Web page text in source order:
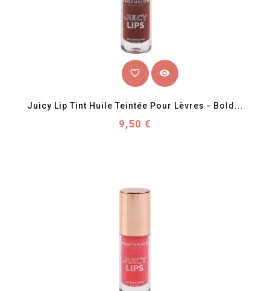
favorite_border visibility
Juicy Lip Tint Huile Teintée Pour Lèvres - Bold...
Prix
9,50 €